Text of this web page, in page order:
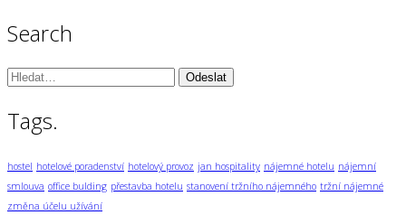
Search
Vyhledávání:
Tags.
hostel hotelové poradenství hotelový provoz jan hospitality nájemné hotelu nájemní
smlouva office bulding přestavba hotelu stanovení tržního nájemného tržní nájemné
změna účelu užívání